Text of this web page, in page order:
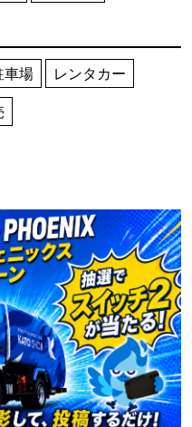
車場
レンタカー